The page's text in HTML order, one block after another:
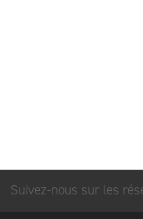
Suivez-nous sur les